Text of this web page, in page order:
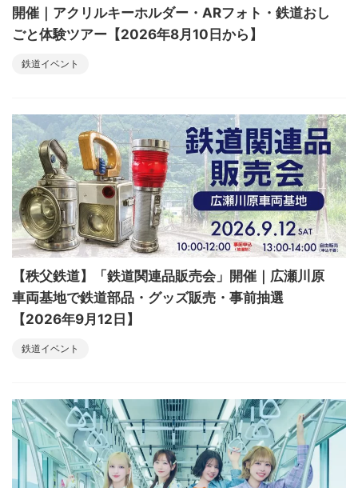
開催｜アクリルキーホルダー・ARフォト・鉄道おし
ごと体験ツアー【2026年8月10日から】
鉄道イベント
【秩父鉄道】「鉄道関連品販売会」開催｜広瀬川原
車両基地で鉄道部品・グッズ販売・事前抽選
【2026年9月12日】
鉄道イベント